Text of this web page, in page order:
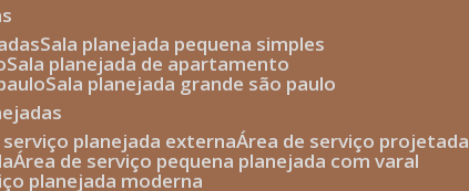
sala planejada pequena simples
sala planejada de apartamento
sala planejada grande são paulo
serviço planejada externa área de serviço projetada
área de serviço pequena planejada com varal
planejada moderna